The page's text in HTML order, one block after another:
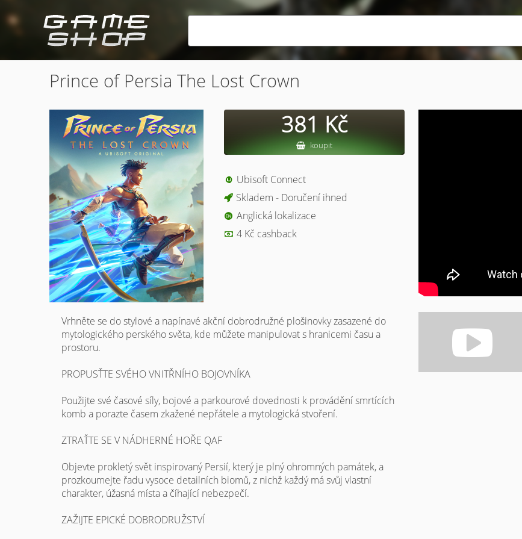
Prince of Persia The Lost Crown
381 Kč
koupit
Ubisoft Connect
Skladem - Doručení ihned
Anglická lokalizace
4 Kč cashback
Vrhněte se do stylové a napínavé akční dobrodružné plošinovky zasazené do
mytologického perského světa, kde můžete manipulovat s hranicemi času a
prostoru.
PROPUSŤTE SVÉHO VNITŘNÍHO BOJOVNÍKA
Použijte své časové síly, bojové a parkourové dovednosti k provádění smrtících
komb a porazte časem zkažené nepřátele a mytologická stvoření.
ZTRAŤTE SE V NÁDHERNÉ HOŘE QAF
Objevte prokletý svět inspirovaný Persií, který je plný ohromných památek, a
prozkoumejte řadu vysoce detailních biomů, z nichž každý má svůj vlastní
charakter, úžasná místa a číhající nebezpečí.
ZAŽIJTE EPICKÉ DOBRODRUŽSTVÍ